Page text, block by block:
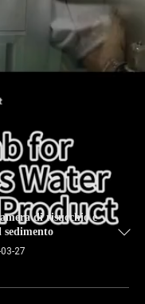
di risucchio e
27